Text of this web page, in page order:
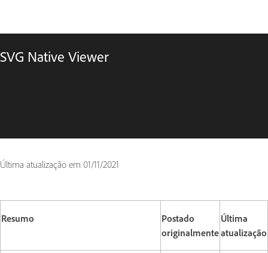
SVG Native Viewer
Última atualização em 01/11/2021
Resumo
Postado
originalmente
Última
atualização